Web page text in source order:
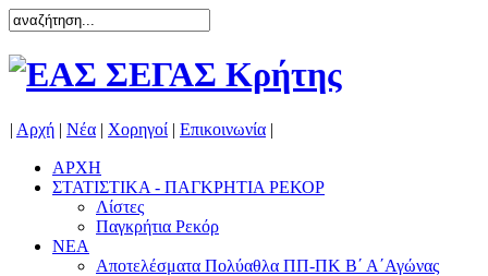
| Αρχή | Νέα | Χορηγοί | Επικοινωνία |
ΑΡΧΗ
ΣΤΑΤΙΣΤΙΚΑ - ΠΑΓΚΡΗΤΙΑ ΡΕΚΟΡ
Λίστες
Παγκρήτια Ρεκόρ
ΝΕΑ
Αποτελέσματα Πολύαθλα ΠΠ-ΠΚ Β΄ Α΄Αγώνας